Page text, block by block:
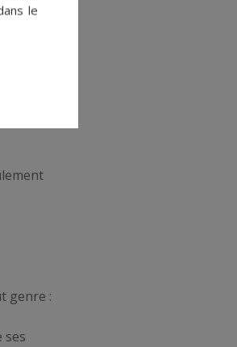
se
genre :
ses
le